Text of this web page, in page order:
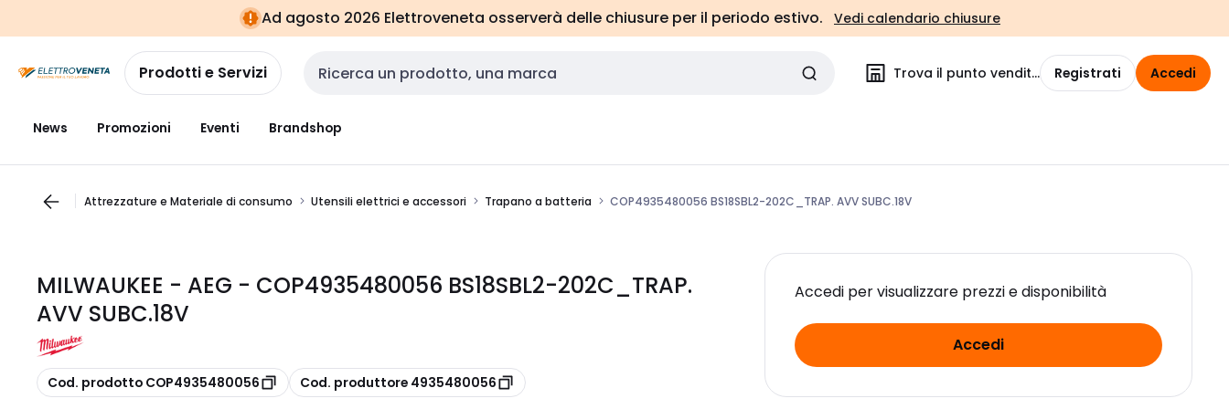
navigazionealla
pagina
Ad agosto 2026 Elettroveneta osserverà delle chiusure per il periodo estivo. Vedi calendario chiusure
Prodotti e Servizi Cerca input Trova il punto vendita Registrati Accedi
News Promozioni Eventi Brandshop
Attrezzature e Materiale di consumo Utensili elettrici e accessori Trapano a batteria COP4935480056 BS18SBL2-202C_TRAP. AVV SUBC.18V
MILWAUKEE - AEG - COP4935480056 BS18SBL2-202C_TRAP.
AVV SUBC.18V
copia
Cod. prodotto COP4935480056 copia
Cod. produttore 4935480056
Accedi per visualizzare prezzi e disponibilità
Accedi